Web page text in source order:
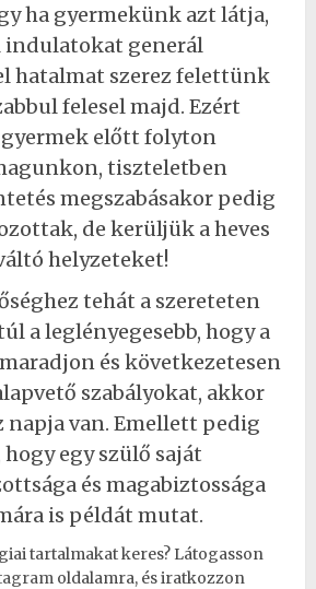
ha gyermekünk azt látja,
indulatokat generál
hatalmat szerez felettünk
felesel majd. Ezért
előtt folyton
tiszteletben
megszabásakor pedig
de kerüljük a heves
helyzeteket!
tehát a szereteten
a leglényegesebb, hogy a
és következetesen
szabályokat, akkor
napja van. Emellett pedig
egy szülő saját
és magabiztossága
is példát mutat.
tartalmakat keres? Látogasson
oldalamra, és iratkozzon